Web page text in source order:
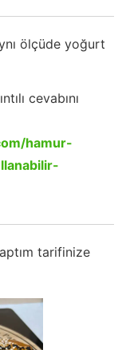
ölçüde yoğurt
cevabını
hamur-
tarifinize